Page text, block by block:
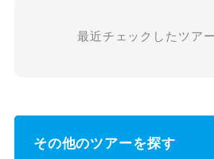
最近チェックしたツア
その他のツアーを探す